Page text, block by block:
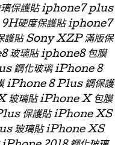
保護貼 iphone7 plus
硬度保護貼 iphone7
護貼 Sony XZP 滿版保
玻璃貼 iphone8 包膜
鋼化玻璃 iPhone 8
iPhone 8 Plus 鋼保護
玻璃貼 iPhone X 包膜
保護貼 iPhone XS
玻璃貼 iPhone XS